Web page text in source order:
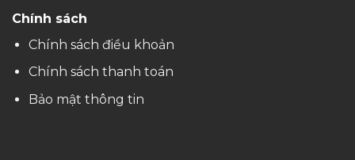
Chính sách
Chính sách điều khoản
Chính sách thanh toán
Bảo mật thông tin